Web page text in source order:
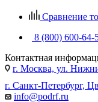
Сравнение
8 (800) 600-64-
Контактная
г. Москва, ул.
г. Санкт-Петербург,
info@podrf.ru